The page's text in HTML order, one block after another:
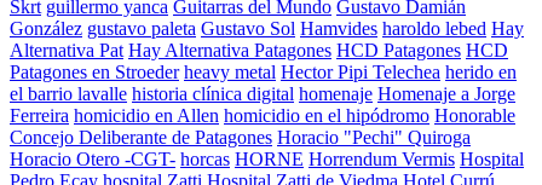
Skrt guillermo yanca Guitarras del Mundo Gustavo Damián
González gustavo paleta Gustavo Sol Hamvides haroldo lebed Hay
Alternativa Pat Hay Alternativa Patagones HCD Patagones HCD
Patagones en Stroeder heavy metal Hector Pipi Telechea herido en
el barrio lavalle historia clínica digital homenaje Homenaje a Jorge
Ferreira homicidio en Allen homicidio en el hipódromo Honorable
Concejo Deliberante de Patagones Horacio "Pechi" Quiroga
Horacio Otero -CGT- horcas HORNE Horrendum Vermis Hospital
Pedro Ecay hospital Zatti Hospital Zatti de Viedma Hotel Currú